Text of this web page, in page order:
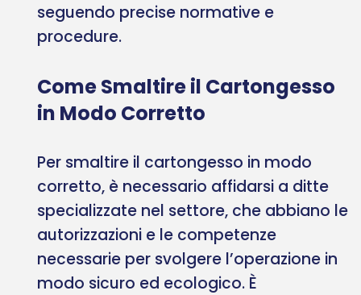
seguendo precise normative e
procedure.
Come Smaltire il Cartongesso
in Modo Corretto
Per smaltire il cartongesso in modo
corretto, è necessario affidarsi a ditte
specializzate nel settore, che abbiano le
autorizzazioni e le competenze
necessarie per svolgere l’operazione in
modo sicuro ed ecologico. È